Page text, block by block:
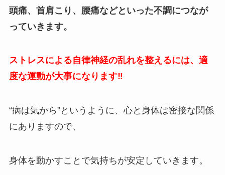
頭痛、首肩こり、腰痛などといった不調につなが
っていきます。
ストレスによる自律神経の乱れを整えるには、適
度な運動が大事になります‼️
“病は気から”というように、心と身体は密接な関係
にありますので、
身体を動かすことで気持ちが安定していきます。